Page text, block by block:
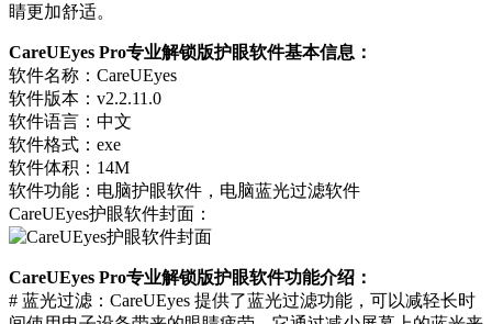
睛更加舒适。
CareUEyes Pro专业解锁版护眼软件基本信息：
软件名称：CareUEyes
软件版本：v2.2.11.0
软件语言：中文
软件格式：exe
软件体积：14M
软件功能：电脑护眼软件，电脑蓝光过滤软件
CareUEyes护眼软件封面：
CareUEyes Pro专业解锁版护眼软件功能介绍：
# 蓝光过滤：CareUEyes 提供了蓝光过滤功能，可以减轻长时